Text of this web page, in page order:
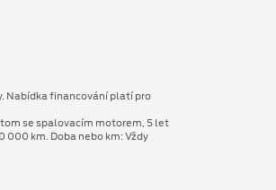
Nabídka financování platí pro
se spalovacím motorem, 5 let
000 km. Doba nebo km: Vždy